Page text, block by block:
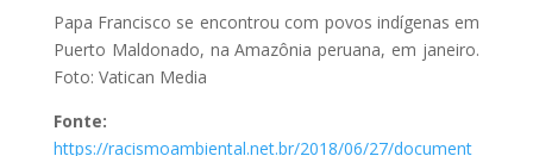
Papa Francisco se encontrou com povos indígenas em
Puerto Maldonado, na Amazônia peruana, em janeiro.
Foto: Vatican Media
Fonte:
https://racismoambiental.net.br/2018/06/27/document